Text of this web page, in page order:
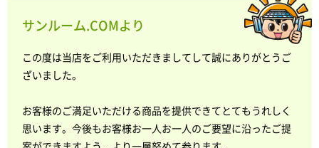
サンルーム.COMより
この度は当店をご利用いただきましてして誠にありがとうご
ざいました。
お客様のご満足いただける商品を提供できてとてもうれしく
思います。今後もお客様お一人お一人のご要望に沿ったご提